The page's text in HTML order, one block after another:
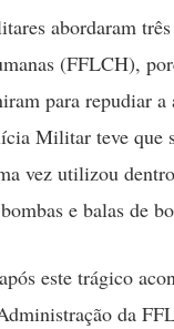
abordaram três
(FFLCH),
para repudiar
Militar teve que
vez utilizou
e balas de
este trágico
da